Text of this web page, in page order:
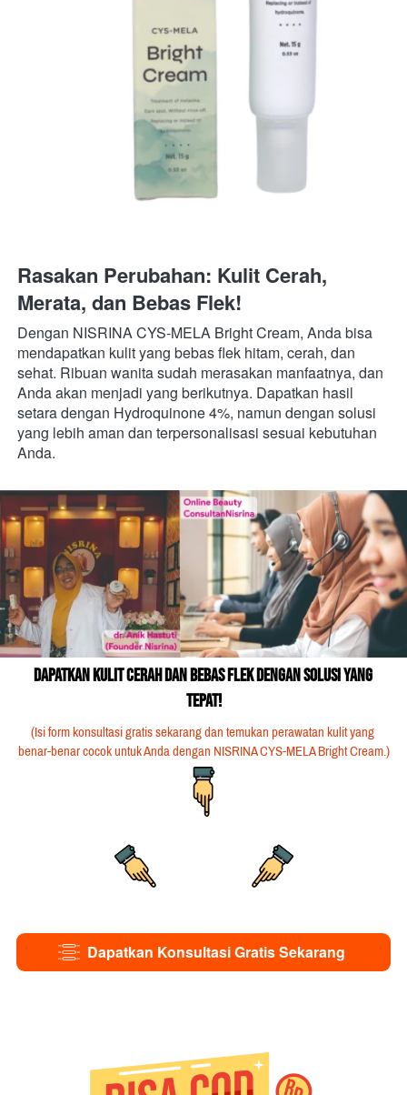
Rasakan Perubahan: Kulit Cerah,
Merata, dan Bebas Flek!
Dengan NISRINA CYS-MELA Bright Cream, Anda bisa
mendapatkan kulit yang bebas flek hitam, cerah, dan
sehat. Ribuan wanita sudah merasakan manfaatnya, dan
Anda akan menjadi yang berikutnya. Dapatkan hasil
setara dengan Hydroquinone 4%, namun dengan solusi
yang lebih aman dan terpersonalisasi sesuai kebutuhan
Anda.
Dapatkan Kulit Cerah dan Bebas Flek dengan Solusi yang
Tepat!
(Isi form konsultasi gratis sekarang dan temukan perawatan kulit yang
benar-benar cocok untuk Anda dengan NISRINA CYS-MELA Bright Cream.)
` Dapatkan Konsultasi Gratis Sekarang